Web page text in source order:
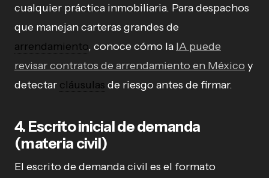
cualquier práctica inmobiliaria. Para despachos
que manejan carteras grandes de
arrendamiento, conoce cómo la IA puede
revisar contratos de arrendamiento en México y
detectar cláusulas de riesgo antes de firmar.
4. Escrito inicial de demanda
(materia civil)
El escrito de demanda civil es el formato